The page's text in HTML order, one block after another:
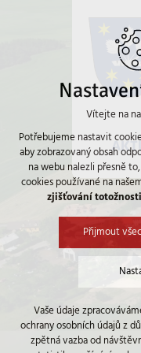
Vítejte na
Potřebujeme nastavit
aby zobrazovaný obsah
na webu nalezli přesně
cookies používané na
zjišťování
Přijmout
Technická cookies
nutná pro
Vaše údaje
ochrany osobních údajů z
zpětná vazba od